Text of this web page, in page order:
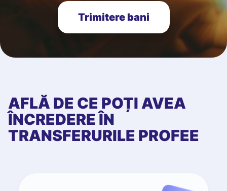
Trimitere bani
AFLĂ DE CE POȚI AVEA
ÎNCREDERE ÎN
TRANSFERURILE PROFEE